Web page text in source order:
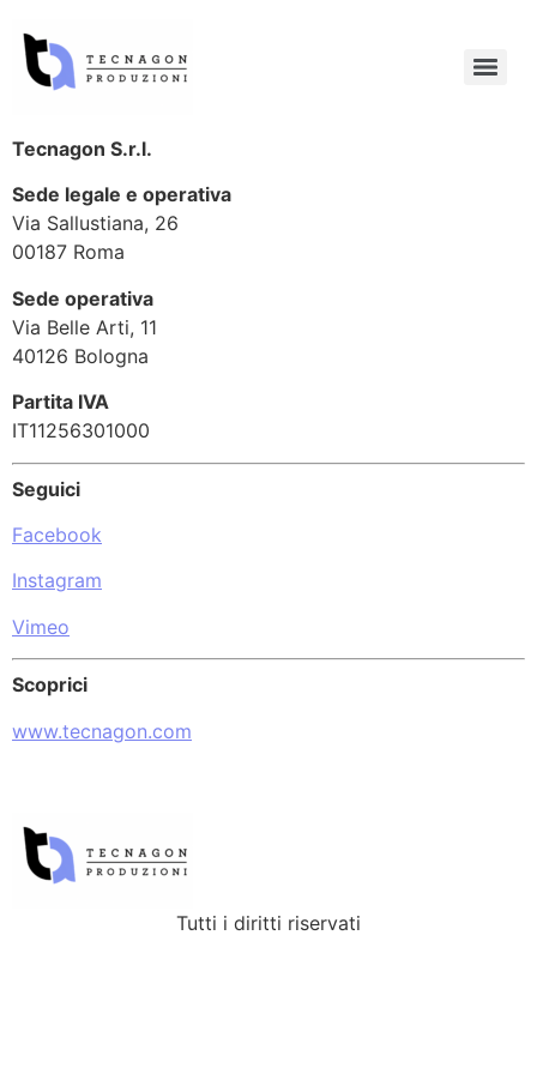
Tecnagon S.r.l.
Sede legale e operativa
Via Sallustiana, 26
00187 Roma
Sede operativa
Via Belle Arti, 11
40126 Bologna
Partita IVA
IT11256301000
Seguici
Facebook
Instagram
Vimeo
Scoprici
www.tecnagon.com
Tutti i diritti riservati